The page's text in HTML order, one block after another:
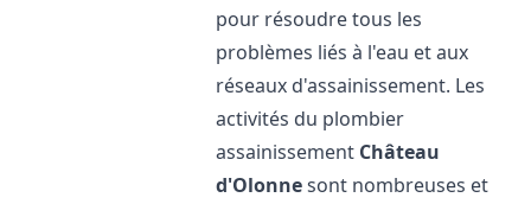
pour résoudre tous les
problèmes liés à l'eau et aux
réseaux d'assainissement. Les
activités du plombier
assainissement Château
d'Olonnesont nombreuses et